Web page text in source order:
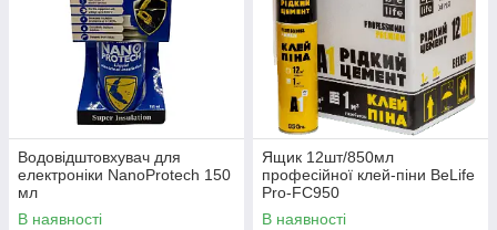
Водовідштовхувач для
електроніки NanoProtech 150
мл
В наявності
Ящик 12шт/850мл
професійної клей-піни BeLife
Pro-FС950
В наявності